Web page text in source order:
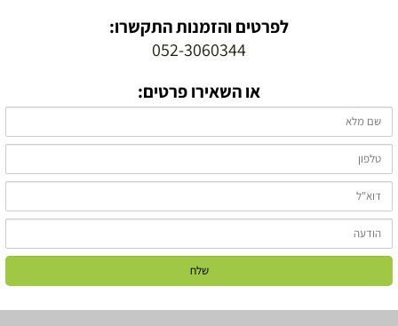
לפרטים והזמנות התקשרו:
052-3060344
או השאירו פרטים: